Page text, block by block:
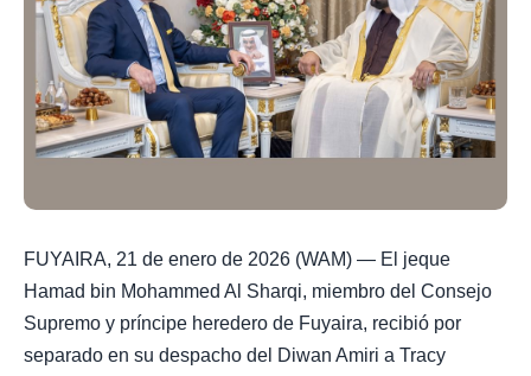
FUYAIRA, 21 de enero de 2026 (WAM) — El jeque
Hamad bin Mohammed Al Sharqi, miembro del Consejo
Supremo y príncipe heredero de Fuyaira, recibió por
separado en su despacho del Diwan Amiri a Tracy